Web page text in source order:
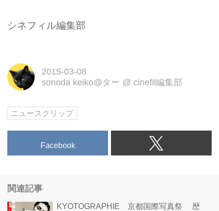
シネフィル編集部
2015-03-08
sonoda keiko@ター @ cinefil編集部
ニュースクリップ
Facebook
関連記事
KYOTOGRAPHIE 京都国際写真祭 歴